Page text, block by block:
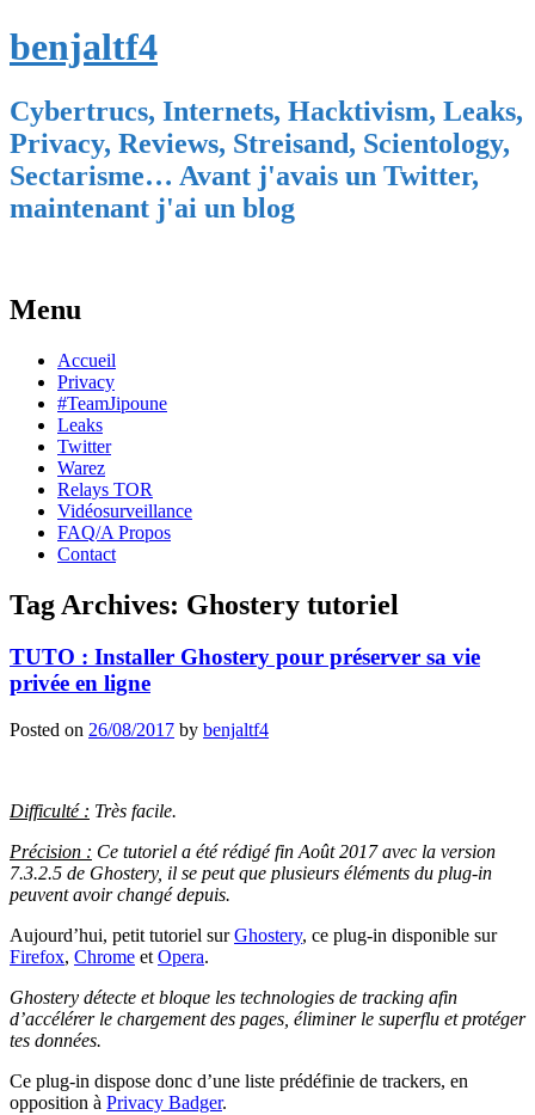
benjaltf4
Cybertrucs, Internets, Hacktivism, Leaks,
Privacy, Reviews, Streisand, Scientology,
Sectarisme… Avant j'avais un Twitter,
maintenant j'ai un blog
Menu
Skip
content
Accueil
Privacy
#TeamJipoune
Leaks
Twitter
Warez
Relays TOR
Vidéosurveillance
FAQ/A Propos
Contact
Tag Archives: Ghostery tutoriel
TUTO : Installer Ghostery pour préserver sa vie
privée en ligne
Posted on 26/08/2017 by benjaltf4
Difficulté : Très facile.
Précision : Ce tutoriel a été rédigé fin Août 2017 avec la version
7.3.2.5 de Ghostery, il se peut que plusieurs éléments du plug-in
peuvent avoir changé depuis.
Aujourd’hui, petit tutoriel surGhostery, ce plug-in disponible sur
Firefox, Chrome et Opera.
Ghostery détecte et bloque les technologies de tracking afin
d’accélérer le chargement des pages, éliminer le superflu et protéger
tes données.
Ce plug-in dispose donc d’une liste prédéfinie de trackers, en
opposition à Privacy Badger.